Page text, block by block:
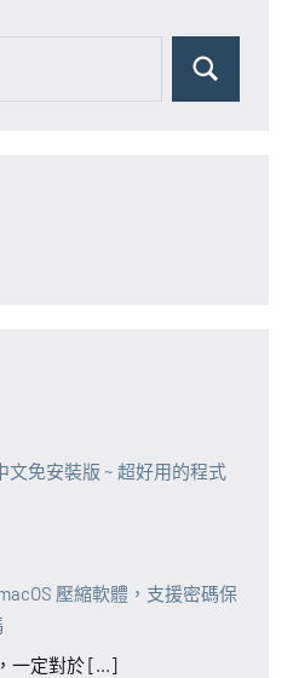
Search
文免安裝版 ~ 超好用的程式
壓縮軟體，支援密碼保
一定對於 [...]